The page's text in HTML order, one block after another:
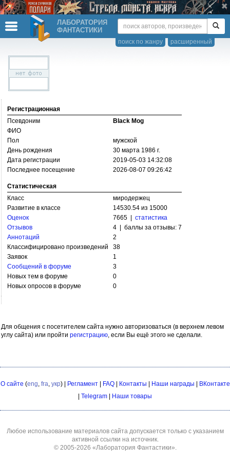
ЛАБОРАТОРИЯ
ФАНТАСТИКИ
расширенный
поиск по жанру
Регистрационная
Псевдоним
Black Mog
ФИО
Пол
мужской
День рождения
30 марта 1986 г.
Дата регистрации
2019-05-03 14:32:08
Последнее посещение
2026-08-07 09:26:42
Статистическая
Класс
миродержец
Развитие в классе
14530.54 из 15000
Оценок
7665 | статистика
Отзывов
4 | баллы за отзывы: 7
Аннотаций
2
Классифицировано произведений
38
Заявок
1
Сообщений в форуме
3
Новых тем в форуме
0
Новых опросов в форуме
0
Для общения с посетителем сайта нужно авторизоваться (в верхнем левом
углу сайта) или пройти регистрацию, если Вы ещё этого не сделали.
О сайте (eng, fra, укр) | Регламент| FAQ| Контакты Наши награды
ВКонтакте
Telegram Наши товары
Любое использование материалов сайта допускается только с указанием
активной ссылки на источник.
© 2005-2026 «Лаборатория Фантастики».